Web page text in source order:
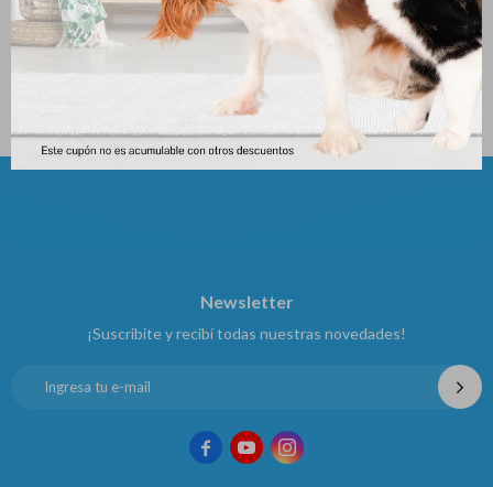
Aurix Therapy 25 Ml
$510
Dermixane Emulsion 15ml
$ 550
Newsletter
¡Suscribite y recibí todas nuestras novedades!
  